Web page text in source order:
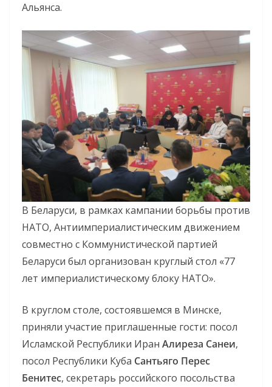
Альянса.
В Беларуси, в рамках кампании борьбы против
НАТО, Антиимпериалистическим движением
совместно с Коммунистической партией
Беларуси был организован круглый стол «77
лет империалистическому блоку НАТО».
В круглом столе, состоявшемся в Минске,
приняли участие приглашенные гости: посол
Исламской Республики Иран Алиреза Санеи,
посол Республики Куба Сантьяго Перес
Бенитес, секретарь российского посольства